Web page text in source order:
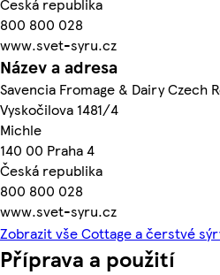
800 800 028
www.svet-syru.cz
Název a adresa
Savencia Fromage & Dairy Czech
Vyskočilova 1481/4
Michle
140 00 Praha 4
Česká republika
800 800 028
www.svet-syru.cz
Zobrazit vše Cottage a čerstvé
Příprava a použití